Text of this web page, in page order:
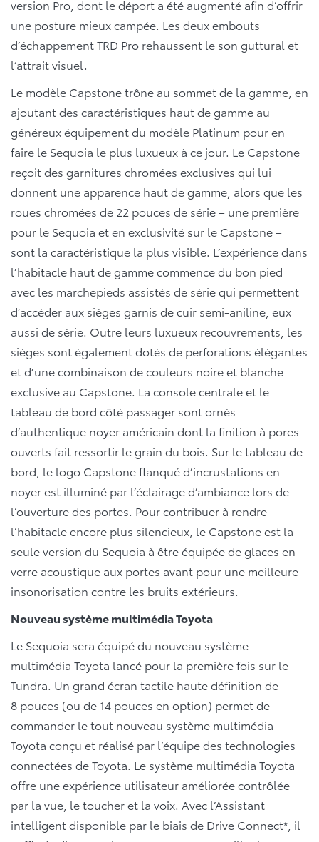
version Pro, dont le déport a été augmenté afin d’offrir
une posture mieux campée. Les deux embouts
d’échappement TRD Pro rehaussent le son guttural et
l’attrait visuel.
Le modèle Capstone trône au sommet de la gamme, en
ajoutant des caractéristiques haut de gamme au
généreux équipement du modèle Platinum pour en
faire le Sequoia le plus luxueux à ce jour. Le Capstone
reçoit des garnitures chromées exclusives qui lui
donnent une apparence haut de gamme, alors que les
roues chromées de 22 pouces de série – une première
pour le Sequoia et en exclusivité sur le Capstone –
sont la caractéristique la plus visible. L’expérience dans
l’habitacle haut de gamme commence du bon pied
avec les marchepieds assistés de série qui permettent
d’accéder aux sièges garnis de cuir semi-aniline, eux
aussi de série. Outre leurs luxueux recouvrements, les
sièges sont également dotés de perforations élégantes
et d’une combinaison de couleurs noire et blanche
exclusive au Capstone. La console centrale et le
tableau de bord côté passager sont ornés
d’authentique noyer américain dont la finition à pores
ouverts fait ressortir le grain du bois. Sur le tableau de
bord, le logo Capstone flanqué d’incrustations en
noyer est illuminé par l’éclairage d’ambiance lors de
l’ouverture des portes. Pour contribuer à rendre
l’habitacle encore plus silencieux, le Capstone est la
seule version du Sequoia à être équipée de glaces en
verre acoustique aux portes avant pour une meilleure
insonorisation contre les bruits extérieurs.
Nouveau système multimédia Toyota
Le Sequoia sera équipé du nouveau système
multimédia Toyota lancé pour la première fois sur le
Tundra. Un grand écran tactile haute définition de
8 pouces (ou de 14 pouces en option) permet de
commander le tout nouveau système multimédia
Toyota conçu et réalisé par l’équipe des technologies
connectées de Toyota. Le système multimédia Toyota
offre une expérience utilisateur améliorée contrôlée
par la vue, le toucher et la voix. Avec l’Assistant
intelligent disponible par le biais de Drive Connect*, il